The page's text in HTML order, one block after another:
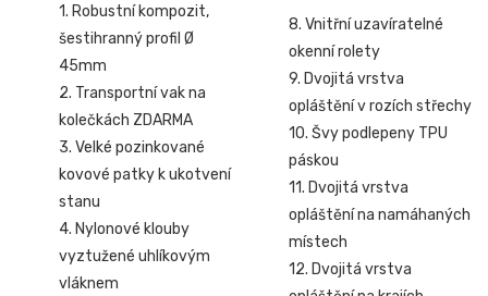
1. Robustní kompozit,
šestihranný profil Ø
45mm
2. Transportní vak na
kolečkách ZDARMA
3. Velké pozinkované
kovové patky k ukotvení
stanu
4. Nylonové klouby
vyztužené uhlíkovým
vláknem
8. Vnitřní uzavíratelné
okenní rolety
9. Dvojitá vrstva
opláštění v rozích střechy
10. Švy podlepeny TPU
páskou
11. Dvojitá vrstva
opláštění na namáhaných
místech
12. Dvojitá vrstva